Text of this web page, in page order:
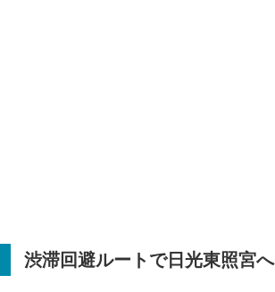
渋滞回避ルートで日光東照宮へ